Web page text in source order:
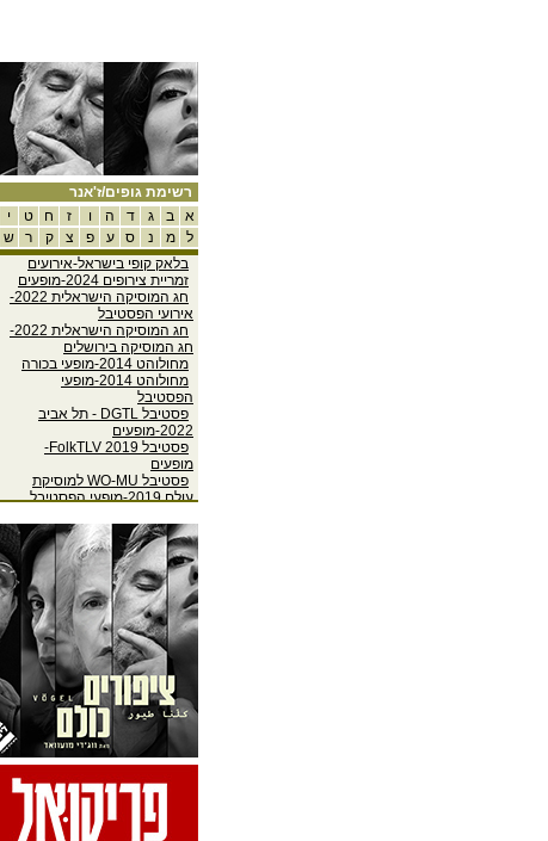
רשימת גופים/ז'אנר
י ט ח ז ו ה ד ג ב
א
ש ר ק צ פ ע ס נ מ
ל
בלאק קופי בישראל-אירועים
זמריית צירופים 2024-מופעים
חג המוסיקה הישראלית 2022-
אירועי הפסטיבל
חג המוסיקה הישראלית 2022-
חג המוסיקה בירושלים
מחולוהט 2014-מופעי בכורה
מחולוהט 2014-מופעי
הפסטיבל
פסטיבל DGTL - תל אביב
2022-מופעים
פסטיבל FolkTLV 2019-
מופעים
פסטיבל WO-MU למוסיקת
עולם 2019-מופעי הפסטיבל
2019-הקונצרטים בקרית יערים
פסטיבל אביב בנגב
בסימפונייטה 2022-הקונצרטים
פסטיבל אושפיזין מוזיקלי
אשדוד 2018-מופעים
פסטיבל אין סוף למוסיקה
2019-אירועי הפסטיבל
פסטיבל אינדינגב 2018-
מופעים
פסטיבל אישה תיאטרון חולון
2020-מופעים
פסטיבל אמנות פורצת גבולות
2017-אירועי הפסטיבל
פסטיבל אשה 2018-מוסיקה
פסטיבל בום בוקס 2018-
מופעים
פסטיבל בין הכרמים 2017-
מופעי מוזיקה
פסטיבל בנימינה - סוכות